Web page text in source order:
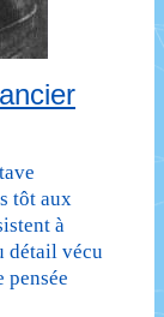
tôt aux
à
détail vécu
pensée